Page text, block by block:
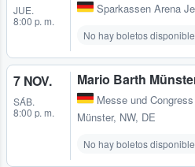
JUE.
8:00 p. m.
Sparkassen Arena
No hay boletos
7 NOV.
SÁB.
8:00 p. m.
Mario Barth
Messe und
Münster, NW, DE
No hay boletos